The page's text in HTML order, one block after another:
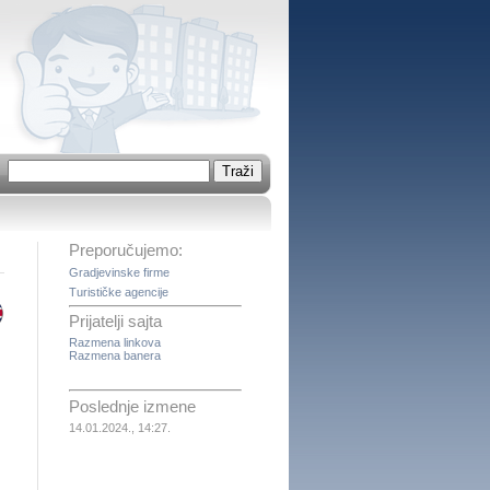
Preporučujemo:
Gradjevinske firme
Turističke agencije
Prijatelji sajta
Razmena linkova
Razmena banera
Poslednje izmene
14.01.2024., 14:27.